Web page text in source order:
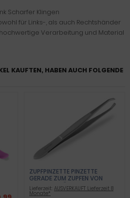
Scharfer Klingen
für Links-, als auch Rechtshänder
Verarbeitung und Material
KAUFTEN, HABEN AUCH FOLGENDE
ZUPFPINZETTE PINZETTE
GERADE ZUM ZUPFEN VON
KLEINSTEN HÄRCHEN 9 CM
Lieferzeit: AUSVERKAUFT Lieferzeit 8
Monate*